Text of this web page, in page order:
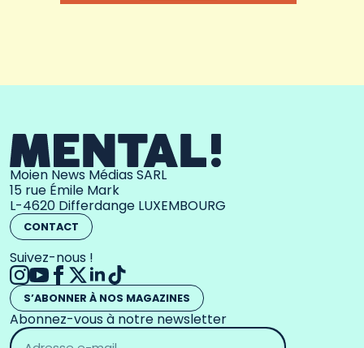
Moien News Médias SARL
15 rue Émile Mark
L-4620 Differdange LUXEMBOURG
CONTACT
Suivez-nous !
S’ABONNER À NOS MAGAZINES
Abonnez-vous à notre newsletter
Adresse